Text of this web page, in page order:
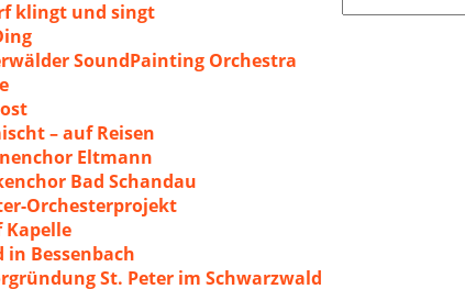
nach:
klingt und singt
SoundPainting Orchestra
– auf Reisen
Eltmann
Bad Schandau
Orchesterprojekt
Kapelle
in Bessenbach
St. Peter im Schwarzwald